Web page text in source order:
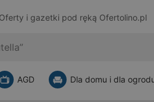
Oferty i gazetki pod ręką Ofertolino.pl
AGD Dla domu i dla